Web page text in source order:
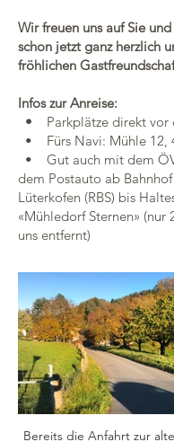
Wir freuen uns auf Sie und
schon jetzt ganz herzlich
fröhlichen
Infos zur Anreise:
• Parkplätze direkt vor
• Fürs Navi: Mühle 12,
• Gut auch mit dem
dem Postauto ab
Lüterkofen (RBS) bis
«Mühledorf Sternen» (nur
uns entfernt)
Bereits die Anfahrt zur